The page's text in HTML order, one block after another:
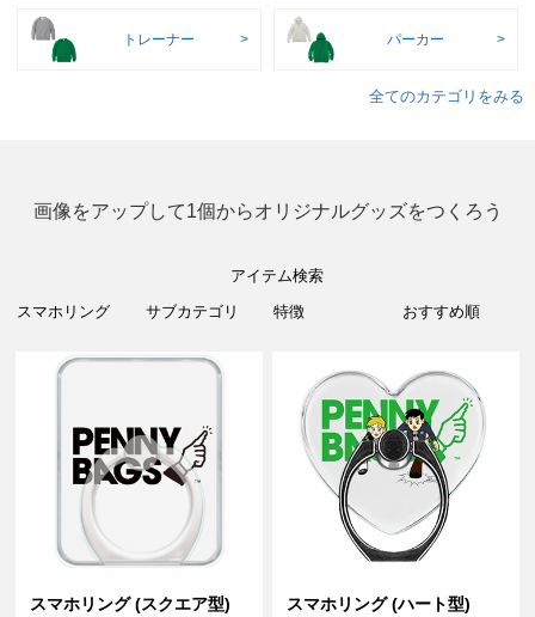
トレーナー パーカー
全てのカテゴリをみる
画像をアップして1個からオリジナルグッズをつくろう
アイテム検索
スマホリング (スクエア型) スマホリング (ハート型)